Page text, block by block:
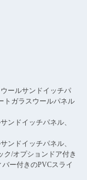
ールサンドイッチパ
トガラスウールパネル
ンドイッチパネル、
ンドイッチパネル、
ク/オプションドア付き
ー付きのPVCスライ